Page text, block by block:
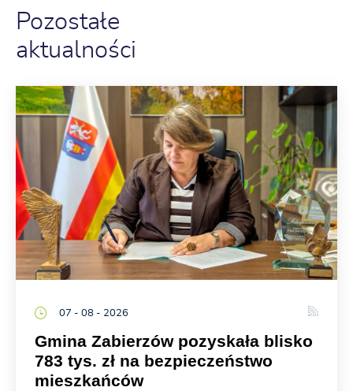
Pozostałe
aktualności
07 - 08 - 2026
Gmina Zabierzów pozyskała blisko
783 tys. zł na bezpieczeństwo
mieszkańców